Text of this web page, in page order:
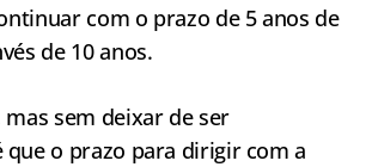
com o prazo de 5 anos de
de 10 anos.
sem deixar de ser
o prazo para dirigir com a